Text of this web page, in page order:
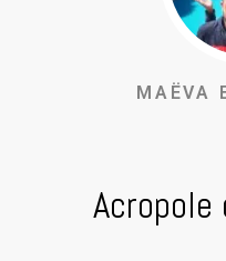
MAËVA
Acropole